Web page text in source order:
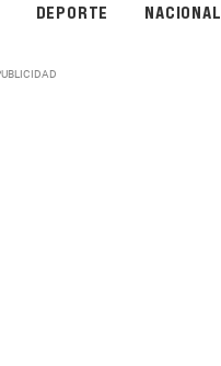
DEPORTE NACIONAL